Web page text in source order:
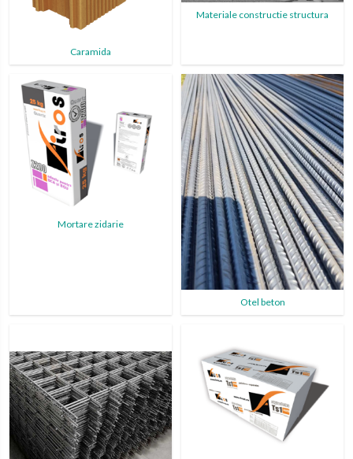
Caramida
Materiale constructie structura
Mortare zidarie
Otel beton